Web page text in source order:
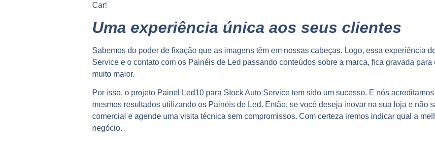
Car!
Uma experiência única aos seus clientes
Sabemos do poder de fixação que as imagens têm em nossas cabeças. Logo, essa experiência
Service e o contato com os Painéis de Led passando conteúdos sobre a marca, fica gravada
muito maior.
Por isso, o projeto Painel Led10 para Stock Auto Service tem sido um sucesso. E nós
mesmos resultados utilizando os Painéis de Led. Então, se você deseja inovar na sua loja e não
comercial e agende uma visita técnica sem compromissos. Com certeza iremos indicar qual a
negócio.